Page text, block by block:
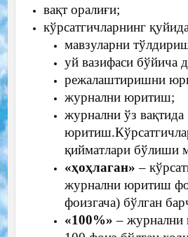
вақт оралиғи;
кўрсатгичларнинг
мавзуларни
уй вазифаси бўйича
режалаштиришни
журнални юритиш;
журнални ўз вақтида
юритиш.
қийматлари бўлиши
«ҳоҳлаган» –
журнални юритиш
фоизгача) бўлган
«100%» –